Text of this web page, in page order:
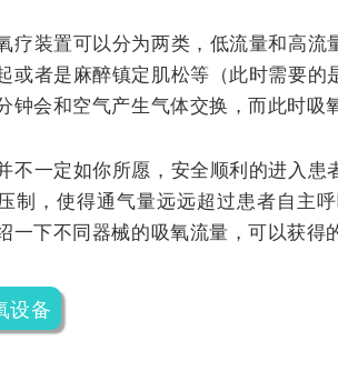
疗装置可以分为两类，低流量和高
或者是麻醉镇定肌松等（此时需要
钟会和空气产生气体交换，而此时吸
不一定如你所愿，安全顺利的进入
制，使得通气量远远超过患者自主
一下不同器械的吸氧流量，可以获得
设备